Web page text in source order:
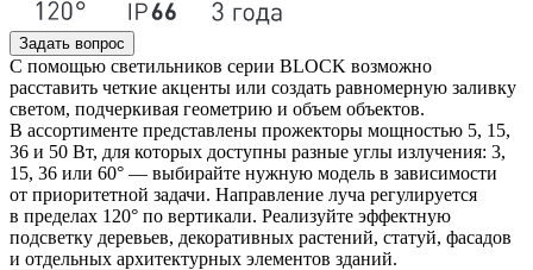
Задать вопрос
С помощью светильников серии BLOCK возможно
расставить четкие акценты или создать равномерную заливку
светом, подчеркивая геометрию и объем объектов.
В ассортименте представлены прожекторы мощностью 5, 15,
36 и 50 Вт, для которых доступны разные углы излучения: 3,
15, 36 или 60° — выбирайте нужную модель в зависимости
от приоритетной задачи. Направление луча регулируется
в пределах 120° по вертикали. Реализуйте эффектную
подсветку деревьев, декоративных растений, статуй, фасадов
и отдельных архитектурных элементов зданий.